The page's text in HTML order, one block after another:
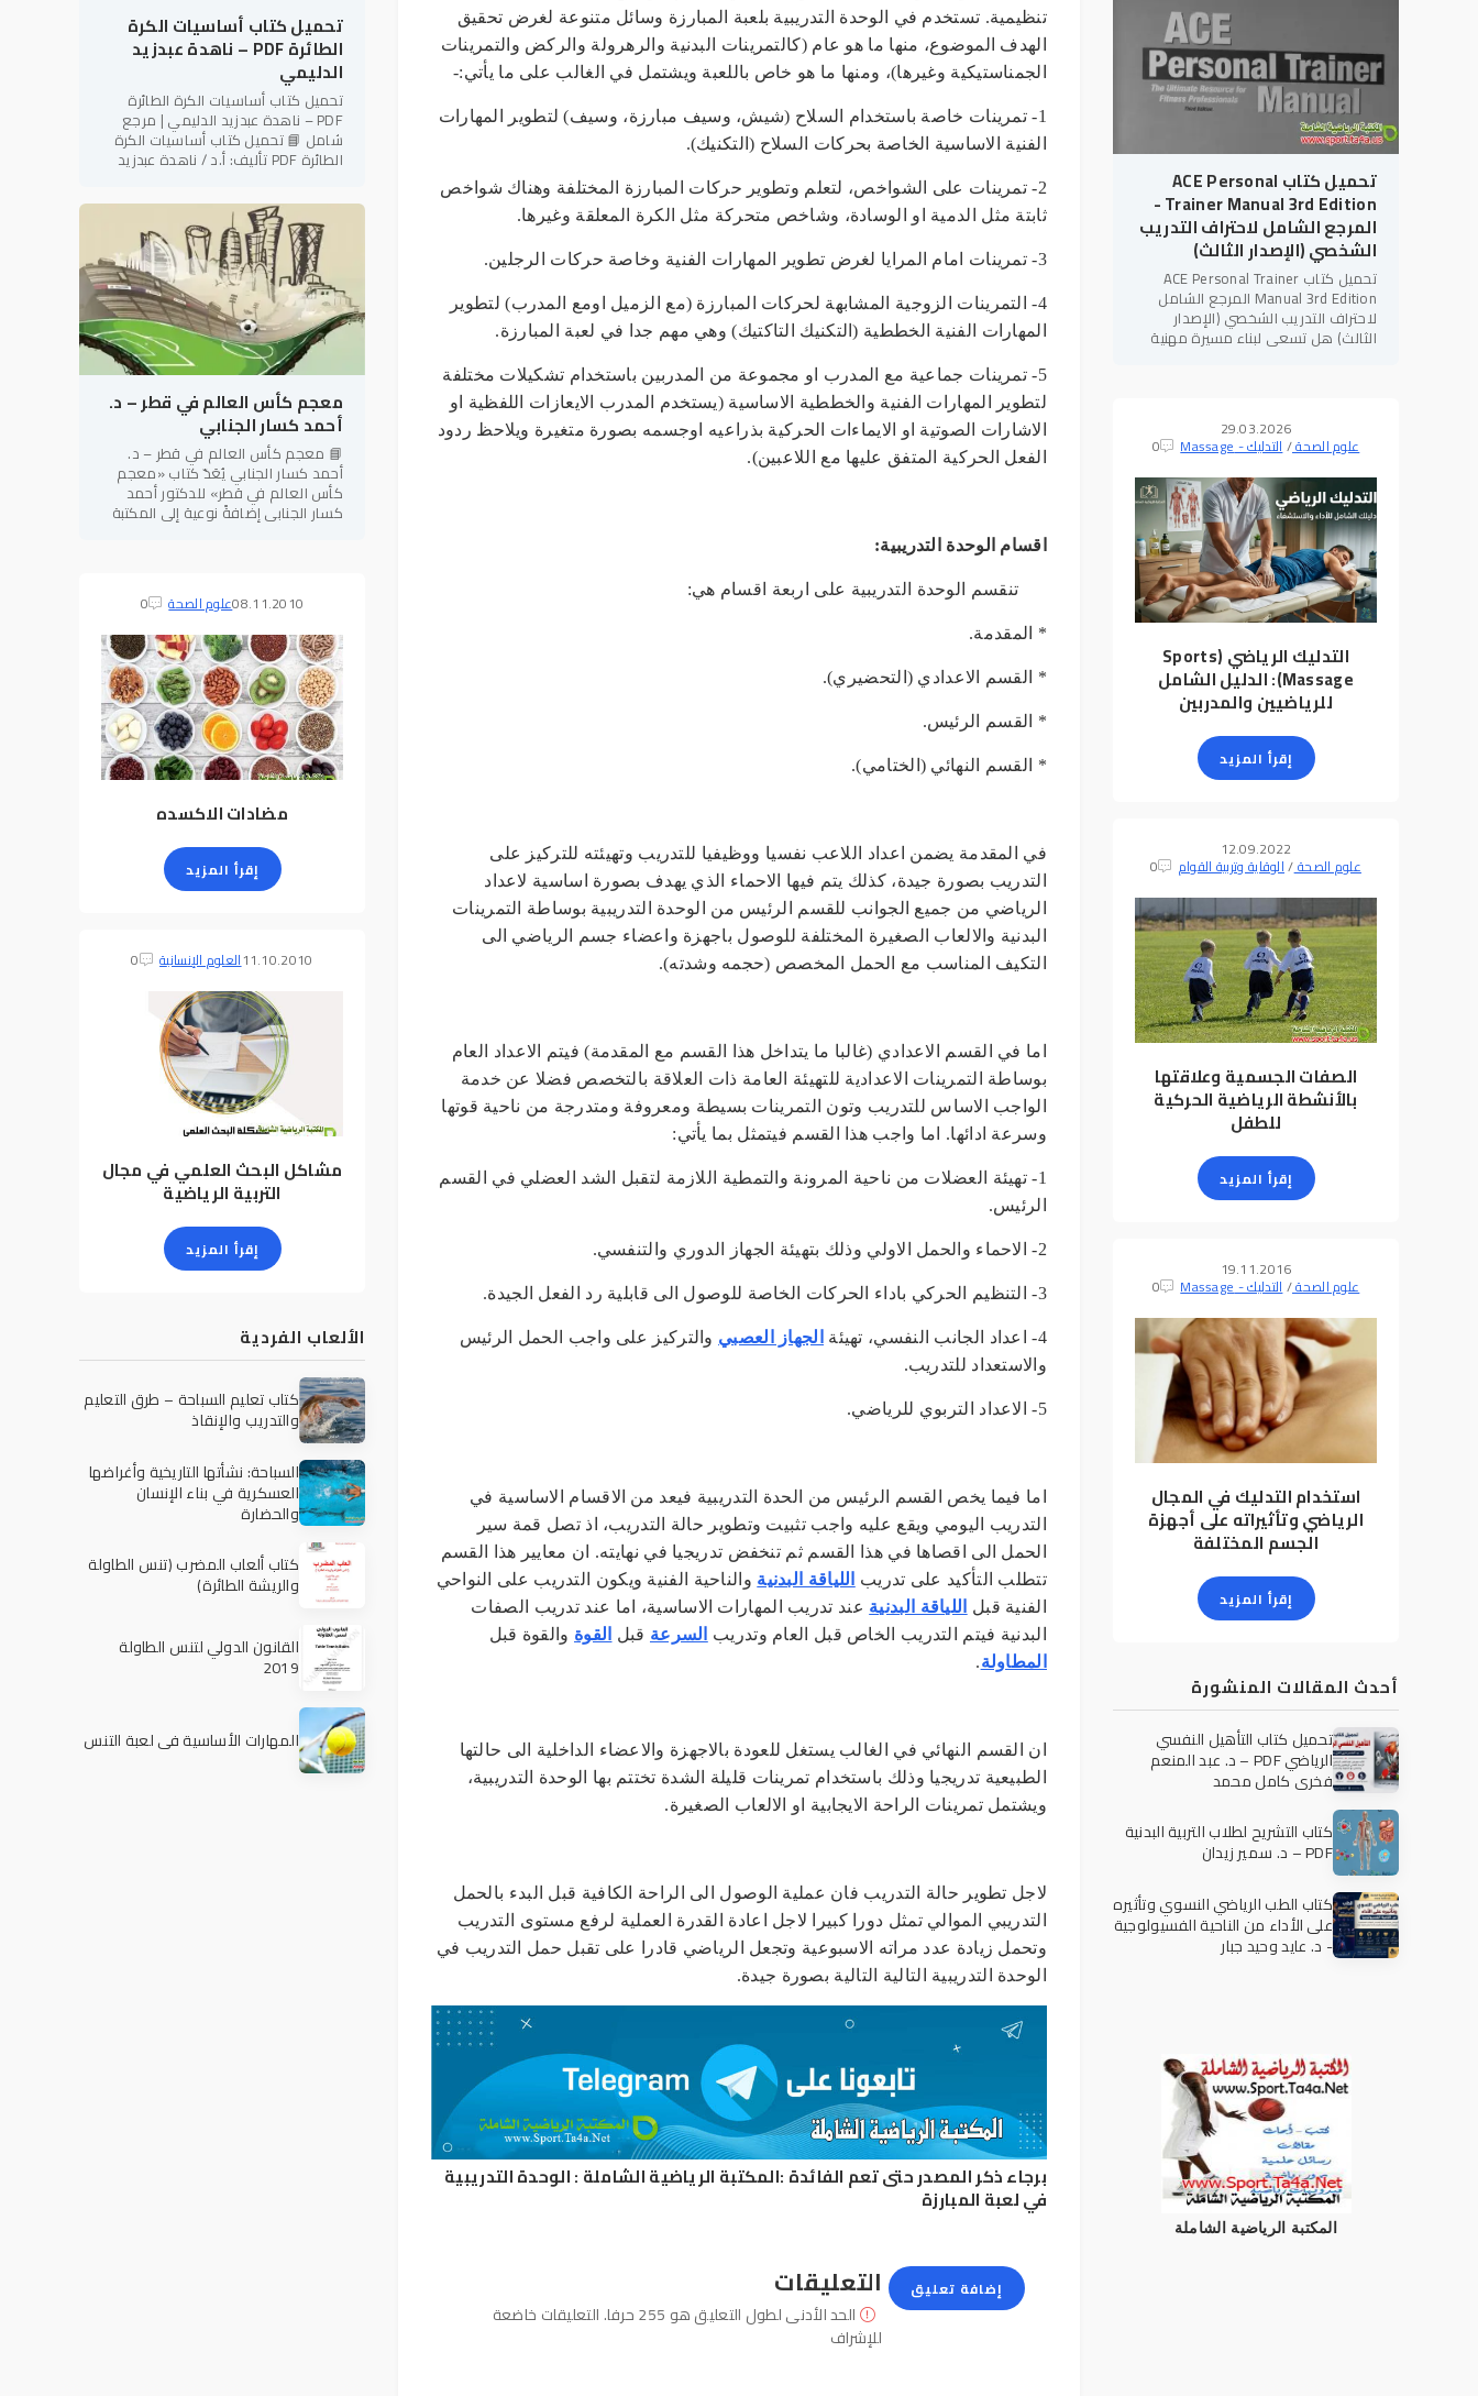
تحميل كتاب ACE Personal
Trainer Manual 3rd Edition -
المرجع الشامل لاحتراف التدريب
الشخصي (الإصدار الثالث)
تحميل كتاب ACE Personal Trainer
Manual 3rd Edition المرجع الشامل
لاحتراف التدريب الشخصي (الإصدار
الثالث) هل تسعى لبناء مسيرة مهنية
29.03.2026
علوم الصحة/التدليك - Massage 0
التدليك الرياضي (Sports
Massage): الدليل الشامل
للرياضيين والمدربين
إقرأ المزيد
12.09.2022
علوم الصحة/الوقاية وتربية القوام 0
الصفات الجسمية وعلاقتها
بالأنشطة الرياضية الحركية
للطفل
إقرأ المزيد
19.11.2016
علوم الصحة/التدليك - Massage 0
استخدام التدليك في المجال
الرياضي وتأثيراته على أجهزة
الجسم المختلفة
إقرأ المزيد
أحدث المقالات المنشورة
تحميل كتاب التأهيل النفسي
الرياضي PDF – د. عبد المنعم
فخري كامل محمد
كتاب التشريح لطلاب التربية البدنية
PDF – د. سمير زيدان
كتاب الطب الرياضي النسوي وتأثيره
على الأداء من الناحية الفسيولوجية
- د. عايد وحيد جبار
المكتبة الرياضية الشاملة
تنظيمية. تستخدم في الوحدة التدريبية بلعبة المبارزة وسائل متنوعة لغرض تحقيق
الهدف الموضوع، منها ما هو عام (كالتمرينات البدنية والرهرولة والركض والتمرينات
الجمناستيكية وغيرها)، ومنها ما هو خاص باللعبة ويشتمل في الغالب على ما يأتي:-
1- تمرينات خاصة باستخدام السلاح (شيش، وسيف مبارزة، وسيف) لتطوير المهارات
الفنية الاساسية الخاصة بحركات السلاح (التكنيك).
2- تمرينات على الشواخص، لتعلم وتطوير حركات المبارزة المختلفة وهناك شواخص
ثابتة مثل الدمية او الوسادة، وشاخص متحركة مثل الكرة المعلقة وغيرها.
3- تمرينات امام المرايا لغرض تطوير المهارات الفنية وخاصة حركات الرجلين.
4- التمرينات الزوجية المشابهة لحركات المبارزة (مع الزميل اومع المدرب) لتطوير
المهارات الفنية الخططية (التكنيك التاكتيك) وهي مهم جدا في لعبة المبارزة.
5- تمرينات جماعية مع المدرب او مجموعة من المدربين باستخدام تشكيلات مختلفة
لتطوير المهارات الفنية والخططية الاساسية (يستخدم المدرب الايعازات اللفظية او
الاشارات الصوتية او الايماءات الحركية بذراعيه اوجسمه بصورة متغيرة ويلاحظ ردود
الفعل الحركية المتفق عليها مع اللاعبين).
اقسام الوحدة التدريبية:
تنقسم الوحدة التدريبية على اربعة اقسام هي:
* المقدمة.
* القسم الاعدادي (التحضيري).
* القسم الرئيس.
* القسم النهائي (الختامي).
في المقدمة يضمن اعداد اللاعب نفسيا ووظيفيا للتدريب وتهيئته للتركيز على
التدريب بصورة جيدة، كذلك يتم فيها الاحماء الذي يهدف بصورة اساسية لاعداد
الرياضي من جميع الجوانب للقسم الرئيس من الوحدة التدريبية بوساطة التمرينات
البدنية والالعاب الصغيرة المختلفة للوصول باجهزة واعضاء جسم الرياضي الى
التكيف المناسب مع الحمل المخصص (حجمه وشدته).
اما في القسم الاعدادي (غالبا ما يتداخل هذا القسم مع المقدمة) فيتم الاعداد العام
بوساطة التمرينات الاعدادية للتهيئة العامة ذات العلاقة بالتخصص فضلا عن خدمة
الواجب الاساس للتدريب وتون التمرينات بسيطة ومعروفة ومتدرجة من ناحية قوتها
وسرعة ادائها. اما واجب هذا القسم فيتمثل بما يأتي:
1- تهيئة العضلات من ناحية المرونة والتمطية اللازمة لتقبل الشد العضلي في القسم
الرئيس.
2- الاحماء والحمل الاولي وذلك بتهيئة الجهاز الدوري والتنفسي.
3- التنظيم الحركي باداء الحركات الخاصة للوصول الى قابلية رد الفعل الجيدة.
4- اعداد الجانب النفسي، تهيئة الجهاز العصبي والتركيز على واجب الحمل الرئيس
والاستعداد للتدريب.
5- الاعداد التربوي للرياضي.
اما فيما يخص القسم الرئيس من الحدة التدريبية فيعد من الاقسام الاساسية في
التدريب اليومي ويقع عليه واجب تثبيت وتطوير حالة التدريب، اذ تصل قمة سير
الحمل الى اقصاها في هذا القسم ثم تنخفض تدريجيا في نهايته. ان معايير هذا القسم
تتطلب التأكيد على تدريب
اللياقة البدنية والناحية الفنية ويكون التدريب على النواحي
الفنية قبل
اللياقة البدنية عند تدريب المهارات الاساسية، اما عند تدريب الصفات
البدنية فيتم التدريب الخاص قبل العام وتدريب
السرعة قبل القوة والقوة قبل
المطاولة.
ان القسم النهائي في الغالب يستغل للعودة بالاجهزة والاعضاء الداخلية الى حالتها
الطبيعية تدريجيا وذلك باستخدام تمرينات قليلة الشدة تختتم بها الوحدة التدريبية،
ويشتمل تمرينات الراحة الايجابية او الالعاب الصغيرة.
لاجل تطوير حالة التدريب فان عملية الوصول الى الراحة الكافية قبل البدء بالحمل
التدريبي الموالي تمثل دورا كبيرا لاجل اعادة القدرة العملية لرفع مستوى التدريب
وتحمل زيادة عدد مراته الاسبوعية وتجعل الرياضي قادرا على تقبل حمل التدريب في
الوحدة التدريبية التالية التالية بصورة جيدة.
برجاء ذكر المصدر حتى تعم الفائدة :المكتبة الرياضية الشاملة :الوحدة التدريبية
في لعبة المبارزة
التعليقات
الحد الأدنى لطول التعليق هو 255 حرفا. التعليقات خاضعة
للإشراف
إضافة تعليق
تحميل كتاب أساسيات الكرة
الطائرة PDF – ناهدة عبدزيد
الدليمي
تحميل كتاب أساسيات الكرة الطائرة
PDF – ناهدة عبدزيد الدليمي | مرجع
شامل 📘 تحميل كتاب أساسيات الكرة
الطائرة PDF تأليف: أ.د / ناهدة عبدزيد
العراق في إطار دعم
معجم كأس العالم في قطر – د.
أحمد كسار الجنابي
📘 معجم كأس العالم في قطر – د.
أحمد كسار الجنابي يُعَدّ كتاب «معجم
كأس العالم في قطر» للدكتور أحمد
كسار الجنابي إضافةً نوعية إلى المكتبة
08.11.2010علوم الصحة 0
مضادات الاكسده
إقرأ المزيد
11.10.2010العلوم الإنسانية 0
مشاكل البحث العلمي في مجال
التربية الرياضية
إقرأ المزيد
الألعاب الفردية
كتاب تعليم السباحة – طرق التعليم
والتدريب والإنقاذ
السباحة: نشأتها التاريخية وأغراضها
العسكرية في بناء الإنسان
والحضارة
كتاب ألعاب المضرب (تنس الطاولة
والريشة الطائرة)
القانون الدولي لتنس الطاولة
2019
المهارات الأساسية في لعبة التنس